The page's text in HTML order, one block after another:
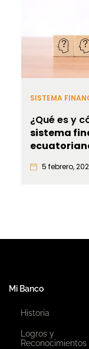
SISTEMA
¿Qué es y
sistema
5 febrero,
Mi Banco
Historia
Logros y
Reconocimientos